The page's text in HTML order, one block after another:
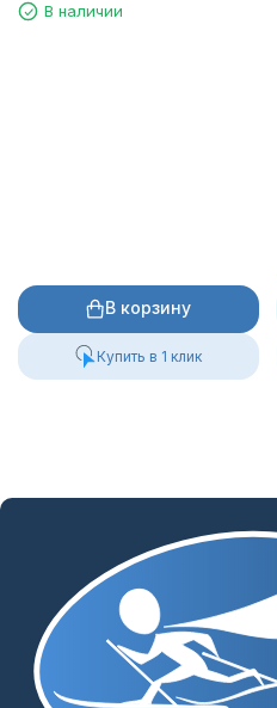
В наличии
В корзину
Купить в 1 клик